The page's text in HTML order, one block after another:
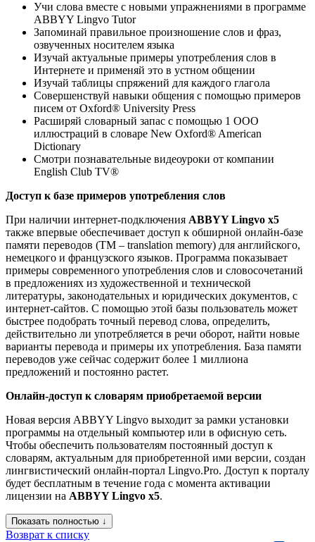
Учи слова вместе с новыми упражнениями в программе
ABBYY Lingvo Tutor
Запоминай правильное произношение слов и фраз,
озвученных носителем языка
Изучай актуальные примеры употребления слов в
Интернете и применяй это в устном общении
Изучай таблицы спряжений для каждого глагола
Совершенствуй навыки общения с помощью примеров
писем от Oxford® University Press
Расширяй словарный запас с помощью 1 ООО
иллюстраций в словаре New Oxford® American
Dictionary
Смотри познавательные видеоуроки от компании
English Club TV®
Доступ к базе примеров употребления слов
При наличии интернет-подключения ABBYY Lingvo x5
также впервые обеспечивает доступ к обширной онлайн-базе
памяти переводов (ТМ – translation memory) для английского,
немецкого и французского языков. Программа показывает
примеры современного употребления слов и словосочетаний
в предложениях из художественной и технической
литературы, законодательных и юридических документов, с
интернет-сайтов. С помощью этой базы пользователь может
быстрее подобрать точный перевод слова, определить,
действительно ли употребляется в речи оборот, найти новые
варианты перевода и примеры их употребления. База памяти
переводов уже сейчас содержит более 1 миллиона
предложений и постоянно растет.
Онлайн-доступ к словарям приобретаемой версии
Новая версия ABBYY Lingvo выходит за рамки установки
программы на отдельный компьютер или в офисную сеть.
Чтобы обеспечить пользователям постоянный доступ к
словарям, актуальным для приобретенной ими версии, создан
лингвистический онлайн-портал Lingvo.Pro. Доступ к порталу
будет бесплатным в течение года с момента активации
лицензии на ABBYY Lingvo x5.
Показать полностью ↓
Возврат к списку